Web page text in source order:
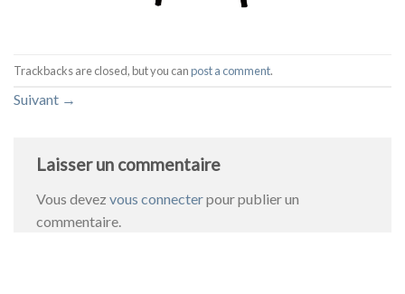
Trackbacks are closed, but you canpost a comment.
Suivant →
Laisser un commentaire
Vous devez vous connecterpour publier un
commentaire.